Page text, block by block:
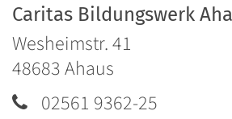
Caritas Bildungswerk
Wesheimstr. 41
48683Ahaus
02561 9362-25